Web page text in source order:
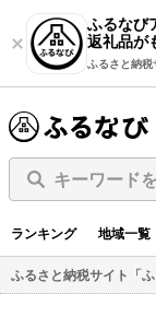
ふるなび
返礼品が
ふるさと納税
キーワード
ランキング 地域一覧
ふるさと納税サイト「ふ